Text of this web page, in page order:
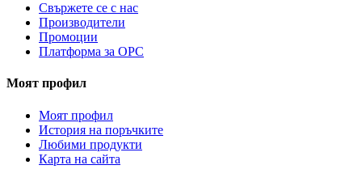
Свържете се с нас
Производители
Промоции
Платформа за ОРС
Моят профил
Моят профил
История на поръчките
Любими продукти
Карта на сайта